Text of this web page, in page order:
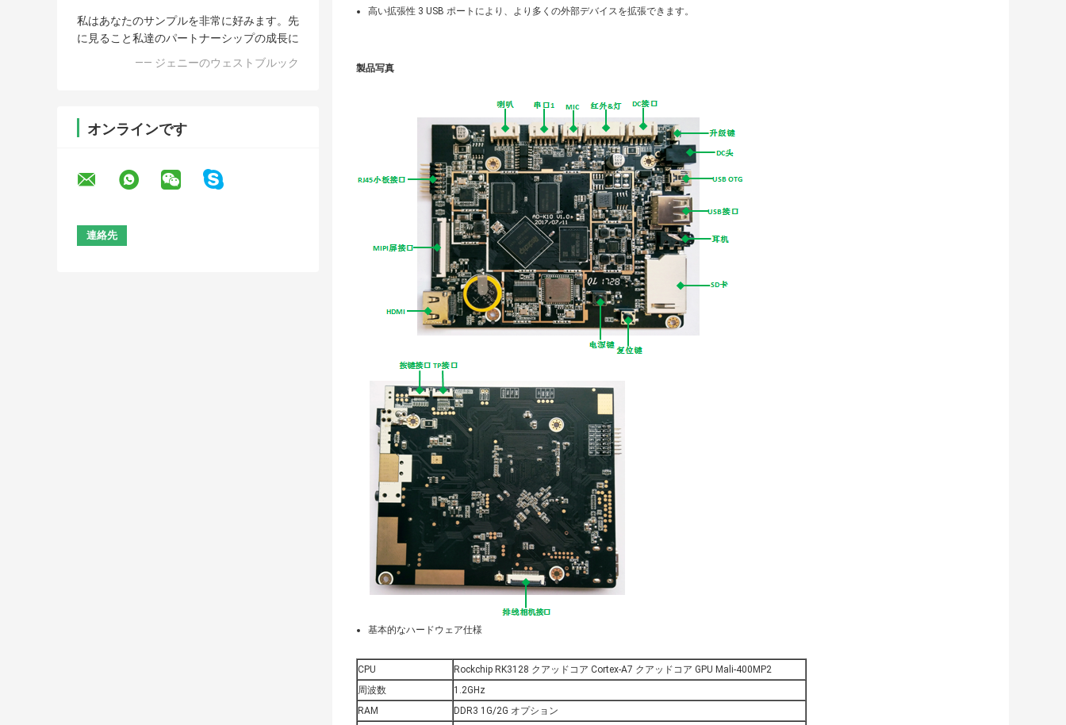
私はあなたのサンプルを非常に好みます。先
に見ること私達のパートナーシップの成長に
—— ジェニーのウェストブルック
オンラインです
高い拡張性 3 USB ポートにより、より多くの外部デバイスを拡張できます。
製品写真
基本的なハードウェア仕様
CPU
Rockchip RK3128 クアッドコア Cortex-A7 クアッドコア GPU Mali-400MP2
周波数
1.2GHz
RAM
DDR3 1G/2G オプション